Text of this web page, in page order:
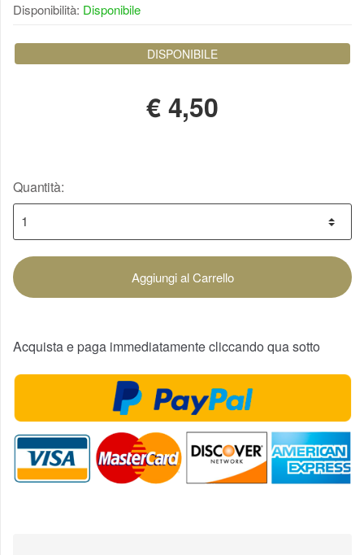
Disponibilità: Disponibile
DISPONIBILE
€4,50
Quantità:
Aggiungi al Carrello
Acquista e paga immediatamente cliccando qua sotto